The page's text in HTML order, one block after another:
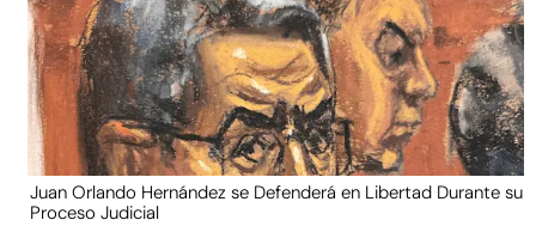
Juan Orlando Hernández se Defenderá en Libertad Durante su
Proceso Judicial